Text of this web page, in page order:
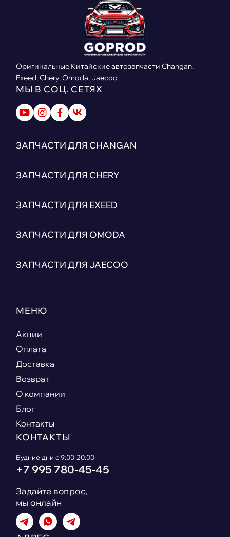
Оригинальные Китайские автозапчасти Changan,
Exeed, Chery, Omoda, Jaecoo
МЫ В СОЦ. СЕТЯХ
ЗАПЧАСТИ ДЛЯ CHANGAN
ЗАПЧАСТИ ДЛЯ CHERY
ЗАПЧАСТИ ДЛЯ EXEED
ЗАПЧАСТИ ДЛЯ OMODA
ЗАПЧАСТИ ДЛЯ JAECOO
МЕНЮ
Акции
Оплата
Доставка
Возврат
О компании
Блог
Контакты
КОНТАКТЫ
Будние дни с 9:00-20:00
+7 995 780‑45‑45
Задайте вопрос,
мы онлайн